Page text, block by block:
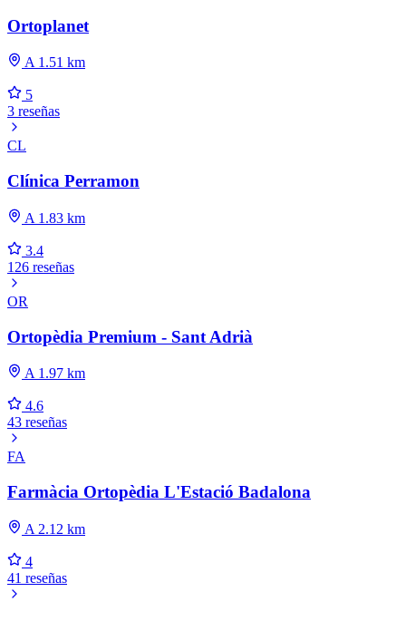
Ortoplanet
A 1.51 km
5
3 reseñas
CL
Clínica Perramon
A 1.83 km
3.4
126 reseñas
OR
Ortopèdia Premium - Sant Adrià
A 1.97 km
4.6
43 reseñas
FA
Farmàcia Ortopèdia L'Estació Badalona
A 2.12 km
4
41 reseñas